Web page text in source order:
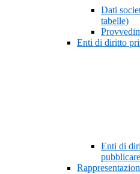
Dati
tabelle)
Enti di diritto
Enti di